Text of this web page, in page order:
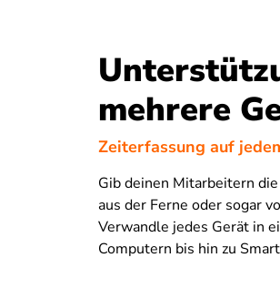
mehrere
Zeiterfassung auf
Gib deinen Mitarbeitern
aus der Ferne oder sogar
Verwandle jedes Gerät in
Computern bis hin zu